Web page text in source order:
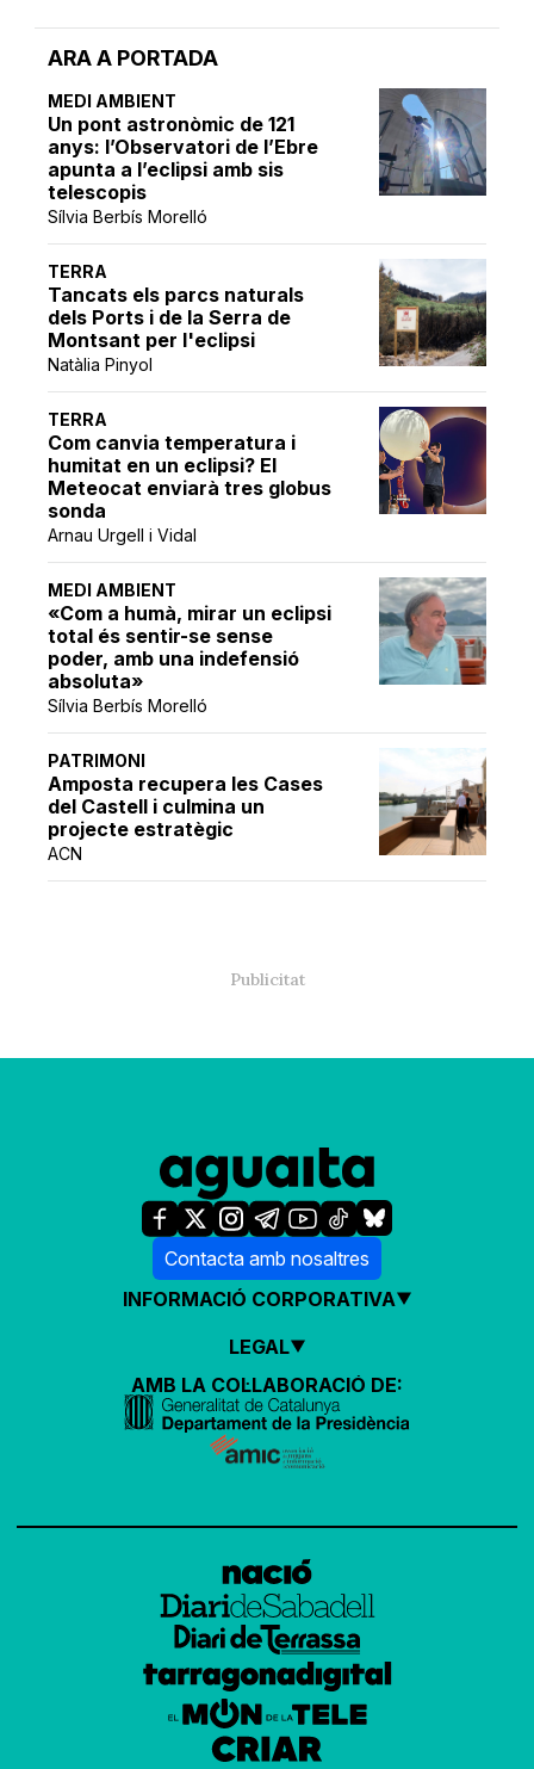
ARA A PORTADA
MEDI AMBIENT
Un pont astronòmic de 121
anys: l’Observatori de l’Ebre
apunta a l’eclipsi amb sis
telescopis
Sílvia Berbís Morelló
TERRA
Tancats els parcs naturals
dels Ports i de la Serra de
Montsant per l'eclipsi
Natàlia Pinyol
TERRA
Com canvia temperatura i
humitat en un eclipsi? El
Meteocat enviarà tres globus
sonda
Arnau Urgell i Vidal
MEDI AMBIENT
«Com a humà, mirar un eclipsi
total és sentir-se sense
poder, amb una indefensió
absoluta»
Sílvia Berbís Morelló
PATRIMONI
Amposta recupera les Cases
del Castell i culmina un
projecte estratègic
ACN
Contacta amb nosaltres
INFORMACIÓ CORPORATIVA
LEGAL
AMB LA COL·LABORACIÓ DE: